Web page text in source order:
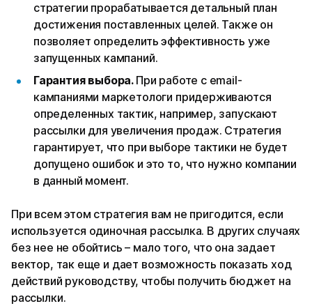
стратегии прорабатывается детальный план
достижения поставленных целей. Также он
позволяет определить эффективность уже
запущенных кампаний.
Гарантия выбора. При работе с email-
кампаниями маркетологи придерживаются
определенных тактик, например, запускают
рассылки для увеличения продаж. Стратегия
гарантирует, что при выборе тактики не будет
допущено ошибок и это то, что нужно компании
в данный момент.
При всем этом стратегия вам не пригодится, если
используется одиночная рассылка. В других случаях
без нее не обойтись – мало того, что она задает
вектор, так еще и дает возможность показать ход
действий руководству, чтобы получить бюджет на
рассылки.